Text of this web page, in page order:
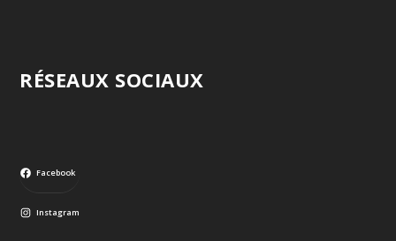
RÉSEAUX SOCIAUX
Facebook
Instagram